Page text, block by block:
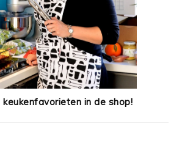
in de shop!